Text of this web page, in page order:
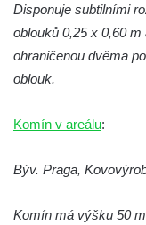
Mattoniho
Dům Stallburg v
Švýcarský dvůr v
Jindřichův dvůr v
Mattoniho vila v
Disponuje subtilními
oblouků 0,25 x 0,60
ohraničenou dvěma
oblouk.
Komín v areálu:
Býv. Praga,
Komín má výšku 50